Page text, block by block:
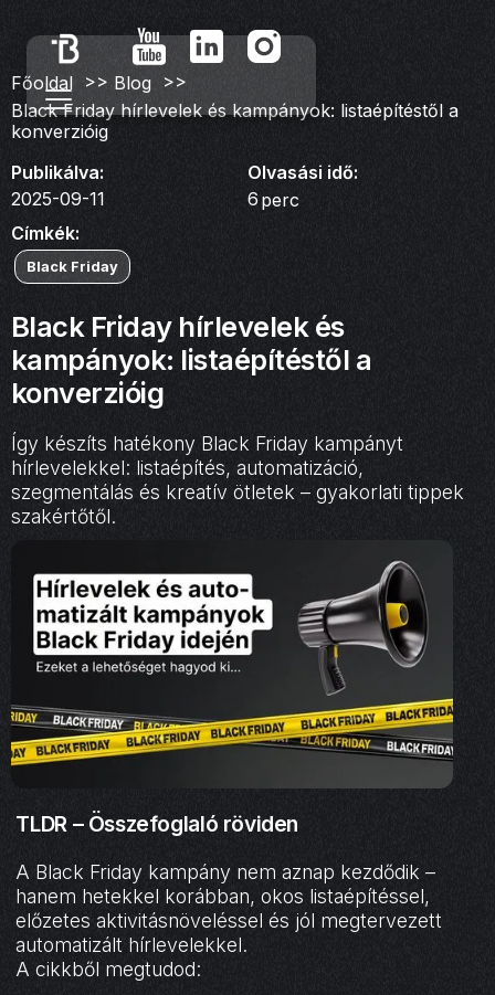
Főoldal >> Blog >>
Black Friday hírlevelek és kampányok: listaépítéstől a
konverzióig
Publikálva:
2025-09-11
Olvasási idő:
6 perc
Címkék:
Black Friday
Black Friday hírlevelek és
kampányok: listaépítéstől a
konverzióig
Így készíts hatékony Black Friday kampányt
hírlevelekkel: listaépítés, automatizáció,
szegmentálás és kreatív ötletek – gyakorlati tippek
szakértőtől.
TLDR – Összefoglaló röviden
A Black Friday kampány nem aznap kezdődik –
hanem hetekkel korábban, okos listaépítéssel,
előzetes aktivitásnöveléssel és jól megtervezett
automatizált hírlevelekkel.
A cikkből megtudod: